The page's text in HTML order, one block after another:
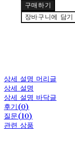
구매하기
장바구니에 담기
상세 설명 머리글
상세 설명
상세 설명 바닥글
후기(0)
질문(10)
관련 상품